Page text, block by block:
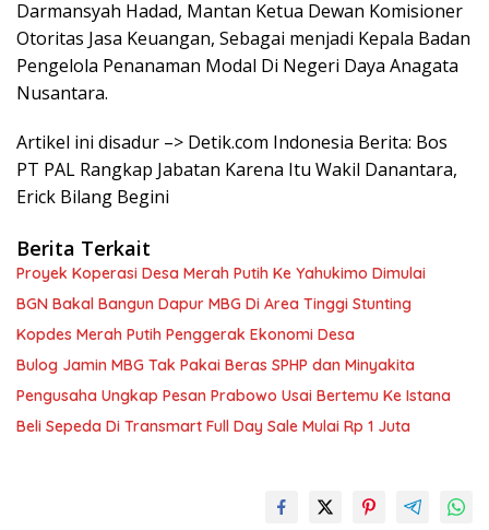
Darmansyah Hadad, Mantan Ketua Dewan Komisioner
Otoritas Jasa Keuangan, Sebagai menjadi Kepala Badan
Pengelola Penanaman Modal Di Negeri Daya Anagata
Nusantara.
Artikel ini disadur –> Detik.com Indonesia Berita: Bos
PT PAL Rangkap Jabatan Karena Itu Wakil Danantara,
Erick Bilang Begini
Berita Terkait
Proyek Koperasi Desa Merah Putih Ke Yahukimo Dimulai
BGN Bakal Bangun Dapur MBG Di Area Tinggi Stunting
Kopdes Merah Putih Penggerak Ekonomi Desa
Bulog Jamin MBG Tak Pakai Beras SPHP dan Minyakita
Pengusaha Ungkap Pesan Prabowo Usai Bertemu Ke Istana
Beli Sepeda Di Transmart Full Day Sale Mulai Rp 1 Juta